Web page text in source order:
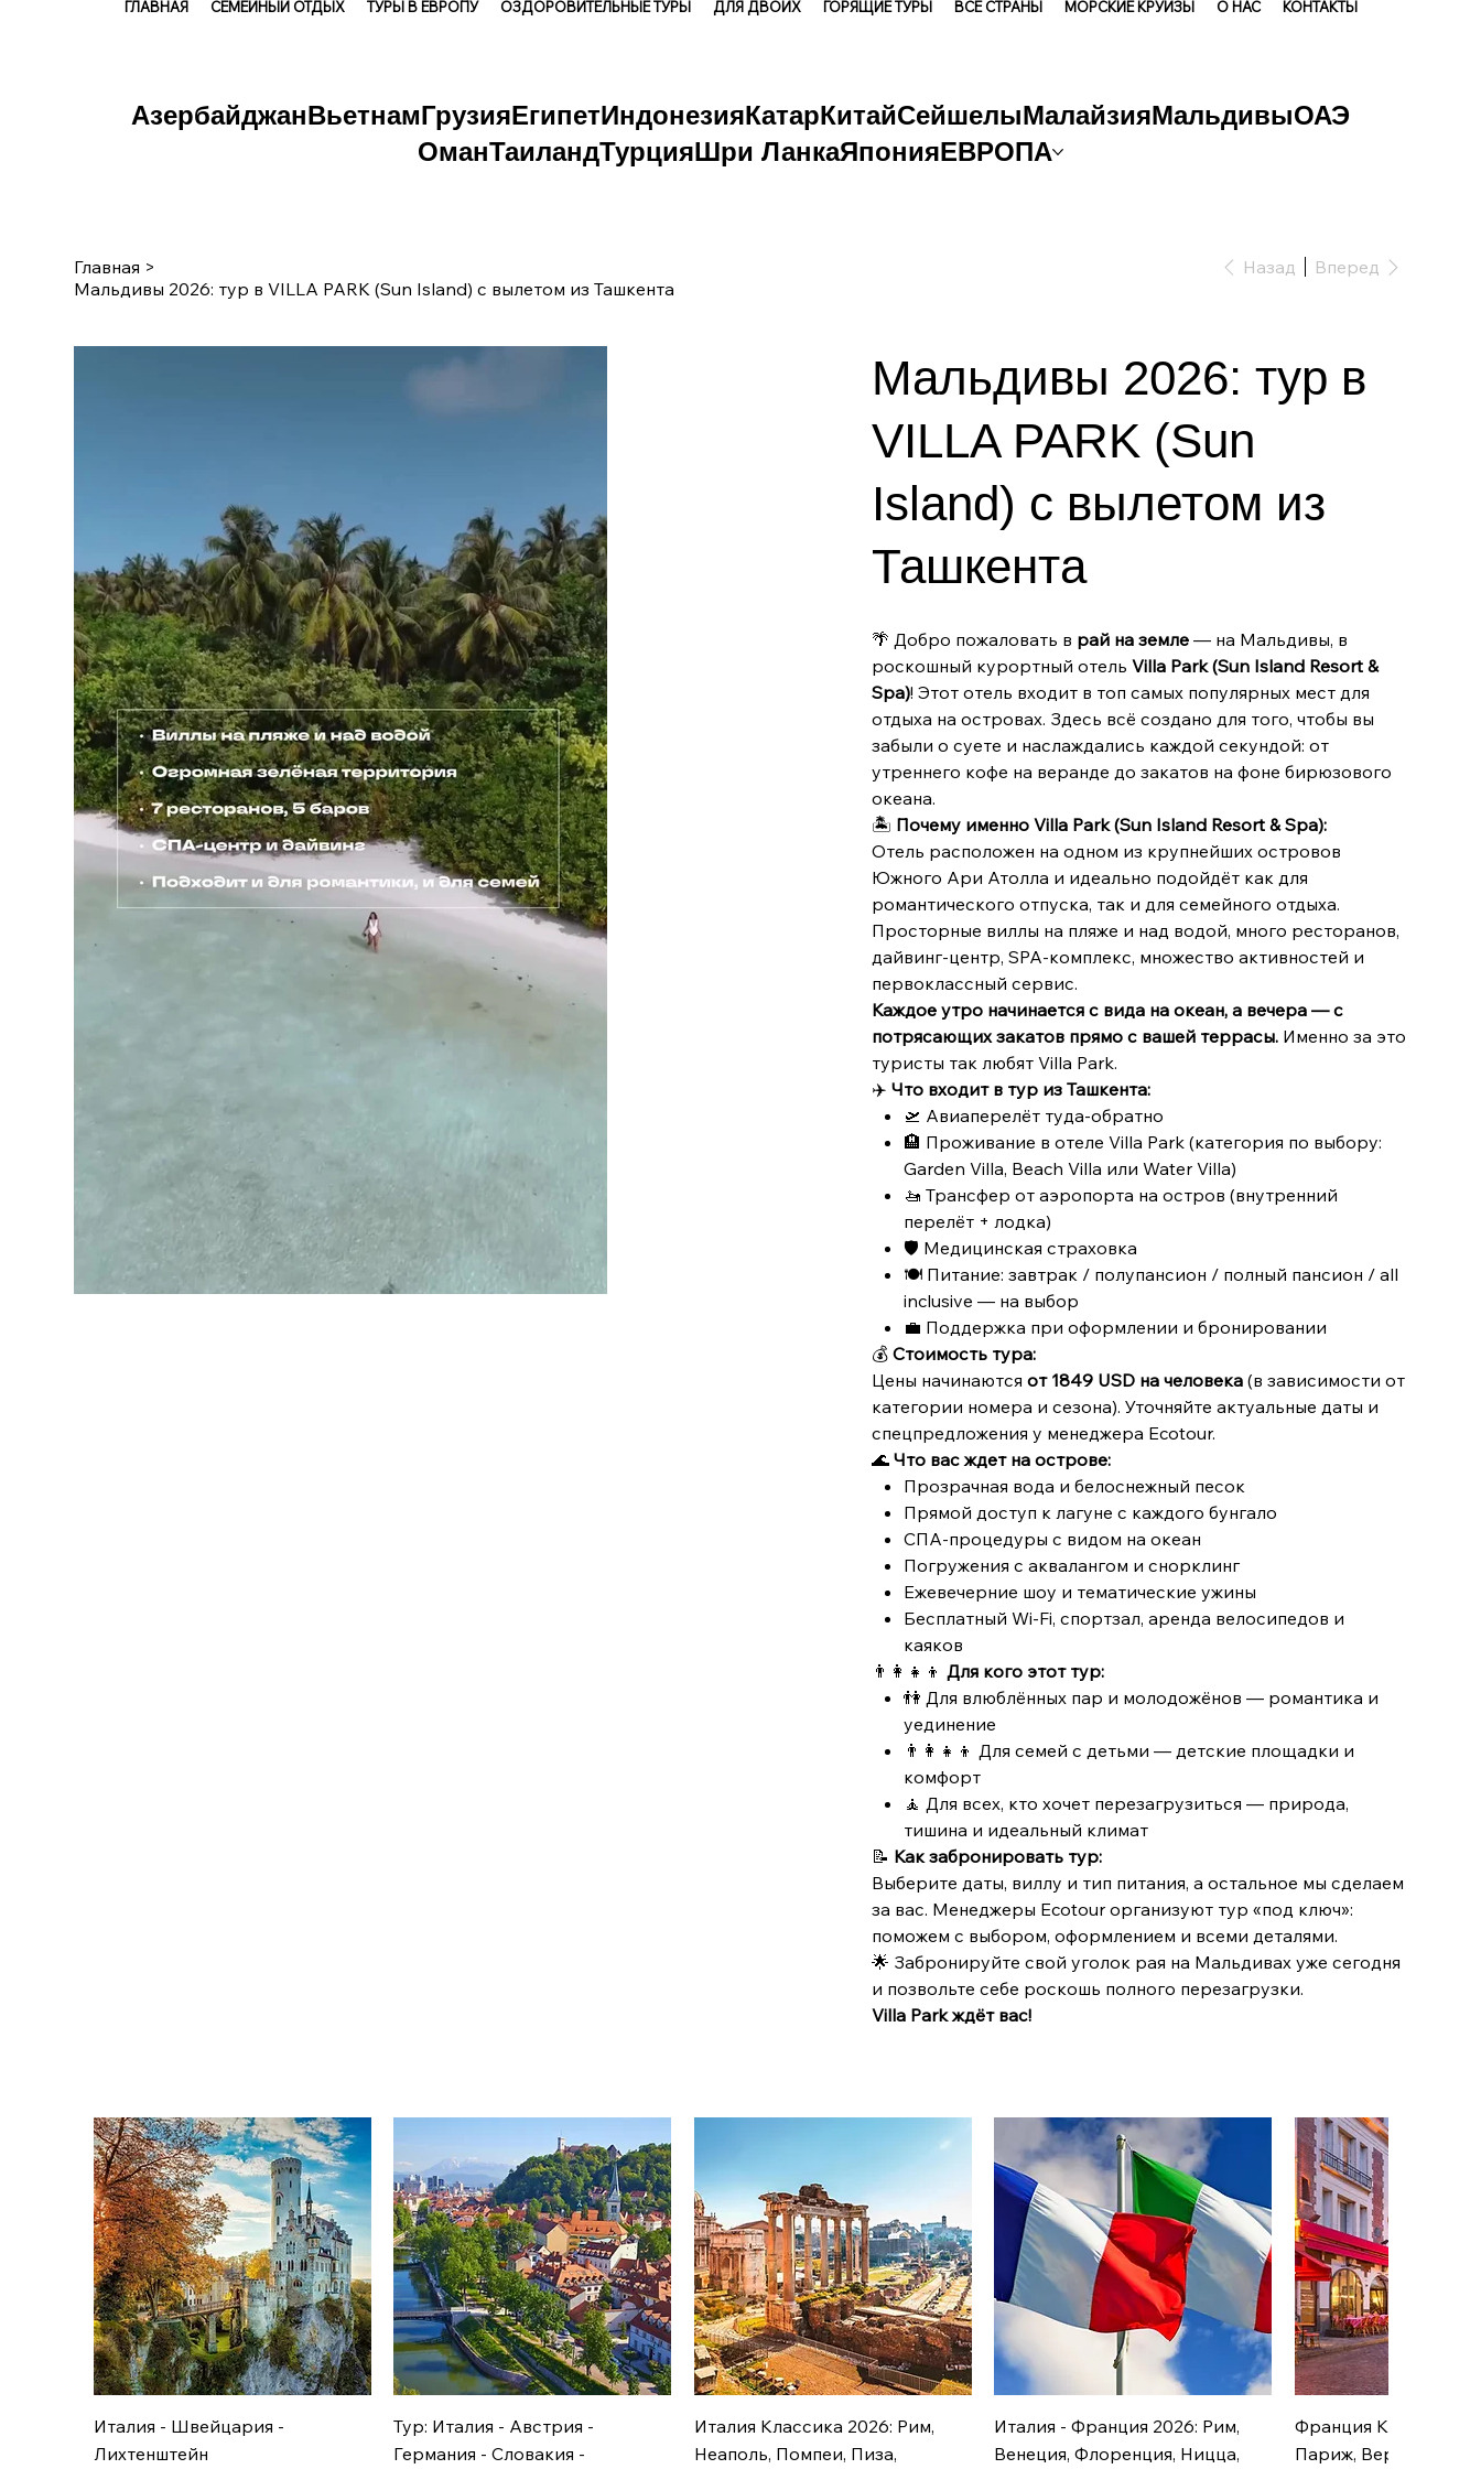
ГЛАВНАЯ СЕМЕЙНЫЙ ОТДЫХ ТУРЫ В ЕВРОПУ ОЗДОРОВИТЕЛЬНЫЕ ТУРЫ ДЛЯ ДВОИХ ГОРЯЩИЕ ТУРЫ ВСЕ СТРАНЫ МОРСКИЕ КРУИЗЫ О НАС КОНТАКТЫ
АзербайджанВьетнамГрузияЕгипетИндонезияКатарКитайСейшелыМалайзияМальдивыОАЭ
ОманТаиландТурцияШри ЛанкаЯпонияЕВРОПА
Главная >
Мальдивы 2026: тур в VILLA PARK (Sun Island) с вылетом из Ташкента
Назад Вперед
Мальдивы 2026: тур в
VILLA PARK (Sun
Island) с вылетом из
Ташкента
🌴 Добро пожаловать в рай на земле — на Мальдивы, в
роскошный курортный отельVilla Park (Sun Island Resort &
Spa)! Этот отель входит в топ самых популярных мест для
отдыха на островах. Здесь всё создано для того, чтобы вы
забыли о суете и наслаждались каждой секундой: от
утреннего кофе на веранде до закатов на фоне бирюзового
океана.
🏝 Почему именно Villa Park (Sun Island Resort & Spa):
Отель расположен на одном из крупнейших островов
Южного Ари Атолла и идеально подойдёт как для
романтического отпуска, так и для семейного отдыха.
Просторные виллы на пляже и над водой, много ресторанов,
дайвинг-центр, SPA-комплекс, множество активностей и
первоклассный сервис.
Каждое утро начинается с вида на океан, а вечера — с
потрясающих закатов прямо с вашей террасы. Именно за это
туристы так любят Villa Park.
✈️Что входит в тур из Ташкента:
🛫 Авиаперелёт туда-обратно
🏨 Проживание в отеле Villa Park (категория по выбору:
Garden Villa, Beach Villa или Water Villa)
🚤 Трансфер от аэропорта на остров (внутренний
перелёт + лодка)
🛡 Медицинская страховка
🍽 Питание: завтрак / полупансион / полный пансион / all
inclusive — на выбор
💼 Поддержка при оформлении и бронировании
💰Стоимость тура:
Цены начинаютсяот 1849 USD на человека (в зависимости от
категории номера и сезона). Уточняйте актуальные даты и
спецпредложения у менеджера Ecotour.
🌊Что вас ждет на острове:
Прозрачная вода и белоснежный песок
Прямой доступ к лагуне с каждого бунгало
СПА-процедуры с видом на океан
Погружения с аквалангом и снорклинг
Ежевечерние шоу и тематические ужины
Бесплатный Wi-Fi, спортзал, аренда велосипедов и
каяков
👨‍👩‍👧‍👦Для кого этот тур:
👫 Для влюблённых пар и молодожёнов — романтика и
уединение
👨‍👩‍👧‍👦 Для семей с детьми — детские площадки и
комфорт
🧘 Для всех, кто хочет перезагрузиться — природа,
тишина и идеальный климат
📝 Как забронировать тур:
Выберите даты, виллу и тип питания, а остальное мы сделаем
за вас. Менеджеры Ecotour организуют тур «под ключ»:
поможем с выбором, оформлением и всеми деталями.
🌟 Забронируйте свой уголок рая на Мальдивах уже сегодня
и позвольте себе роскошь полного перезагрузки.
Villa Park ждёт вас!
Италия - Швейцария -
Лихтенштейн
Тур: Италия - Австрия -
Германия - Словакия -
Италия Классика 2026: Рим,
Неаполь, Помпеи, Пиза,
Италия - Франция 2026: Рим,
Венеция, Флоренция, Ницца,
Франция Классика
Париж, Версаль,